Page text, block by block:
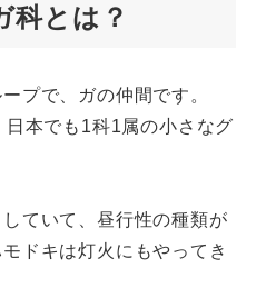
科とは？
プで、ガの仲間です。
本でも1科1属の小さなグ
ていて、昼行性の種類が
ドキは灯火にもやってき